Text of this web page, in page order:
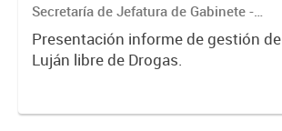
Secretaría de Jefatura de Gabinete -
Coordinación Luján Libre de Drogas
Presentación informe de gestión de
Luján libre de Drogas.